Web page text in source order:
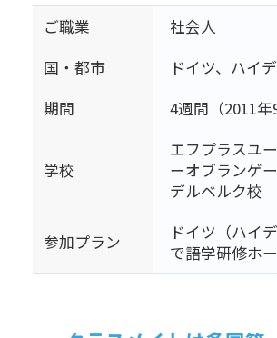
ご職業
社会人
国・都市
ドイツ、ハイ
期間
4週間（2011年9
学校
エフプラスユ
ーオブランゲ
デルベルク校
参加プラン
ドイツ（ハイ
で語学研修ホ